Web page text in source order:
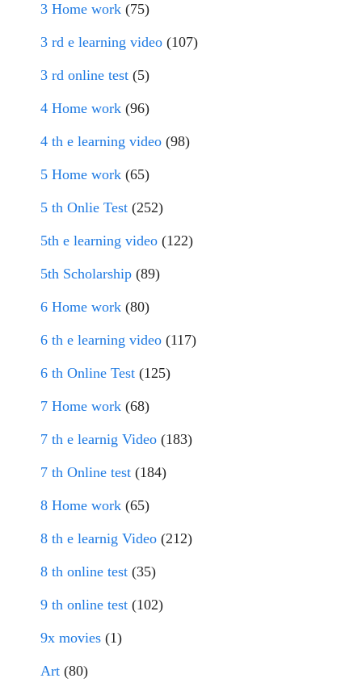
3 Home work (75)
3 rd e learning video (107)
3 rd online test (5)
4 Home work (96)
4 th e learning video (98)
5 Home work (65)
5 th Onlie Test (252)
5th e learning video (122)
5th Scholarship (89)
6 Home work (80)
6 th e learning video (117)
6 th Online Test (125)
7 Home work (68)
7 th e learnig Video (183)
7 th Online test (184)
8 Home work (65)
8 th e learnig Video (212)
8 th online test (35)
9 th online test (102)
9x movies (1)
Art (80)